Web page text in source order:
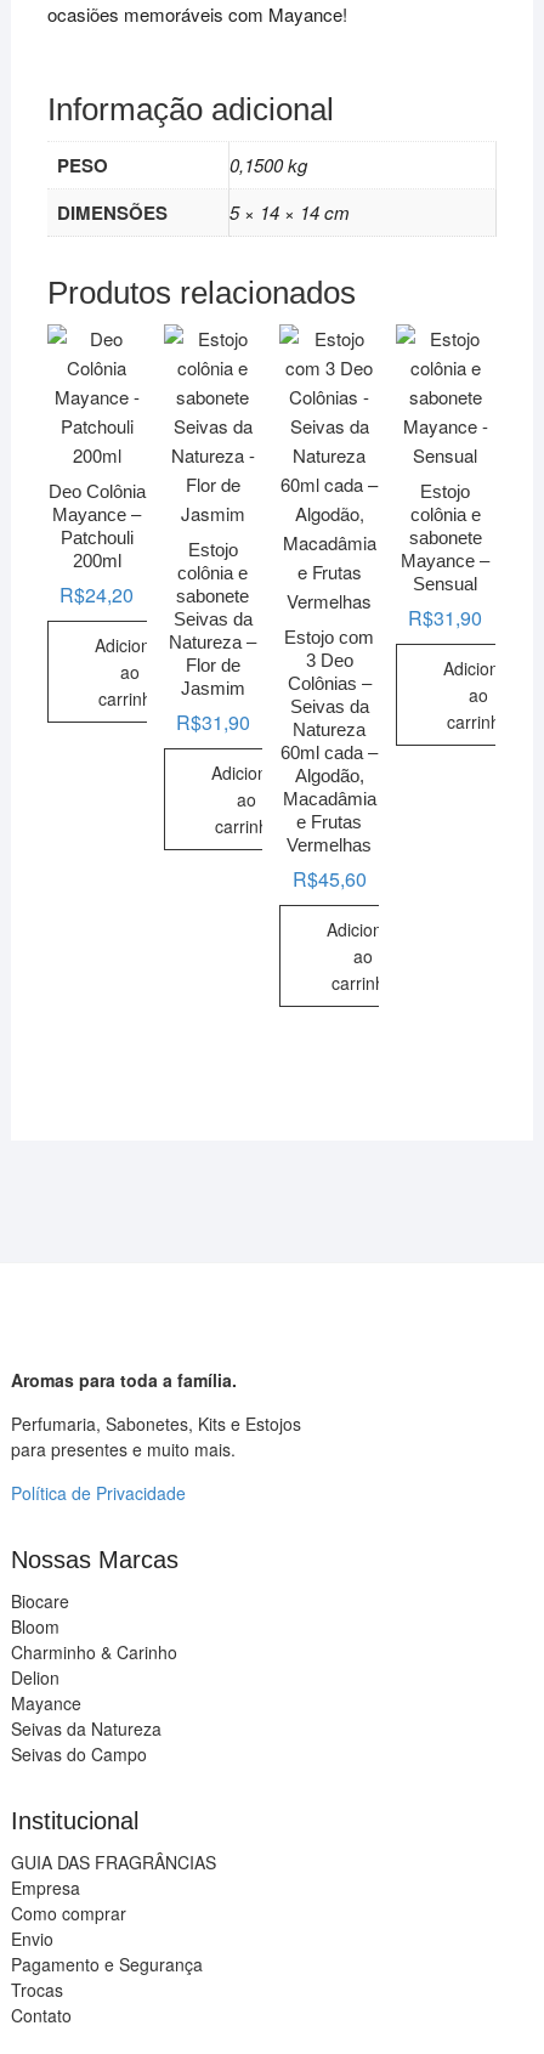
ocasiões memoráveis com Mayance!
Informação adicional
PESO 0,1500 kg
DIMENSÕES 5 × 14 × 14 cm
Produtos relacionados
Deo Colônia
Mayance –
Patchouli
200ml
R$24,20
Adicionar
ao
carrinho
Estojo
colônia e
sabonete
Seivas da
Natureza –
Flor de
Jasmim
R$31,90
Adicionar
ao
carrinho
Estojo com
3 Deo
Colônias –
Seivas da
Natureza
60ml cada –
Algodão,
Macadâmia
e Frutas
Vermelhas
R$45,60
Adicionar
ao
carrinho
Estojo
colônia e
sabonete
Mayance –
Sensual
R$31,90
Adicionar
ao
carrinho
Aromas para toda a família.
Perfumaria, Sabonetes, Kits e Estojos
para presentes e muito mais.
Política de Privacidade
Nossas Marcas
Biocare
Bloom
Charminho & Carinho
Delion
Mayance
Seivas da Natureza
Seivas do Campo
Institucional
GUIA DAS FRAGRÂNCIAS
Empresa
Como comprar
Envio
Pagamento e Segurança
Trocas
Contato